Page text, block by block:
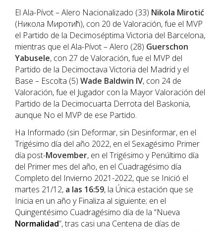
El Ala-Pívot – Alero Nacionalizado (33) Nikola Mirotić
(Никола Миротић), con 20 de Valoración, fue el MVP
el Partido de la Decimoséptima Victoria del Barcelona,
mientras que el Ala-Pívot – Alero (28) Guerschon
Yabusele, con 27 de Valoración, fue el MVP del
Partido de la Decimoctava Victoria del Madrid y el
Base – Escolta (5) Wade Baldwin IV, con 24 de
Valoración, fue el Jugador con la Mayor Valoración del
Partido de la Decimocuarta Derrota del Baskonia,
aunque No el MVP de ese Partido.
Ha Informado (sin Deformar, sin Desinformar, en el
Trigésimo día del año 2022, en el Sexagésimo Primer
día post-Movember, en el Trigésimo y Penúltimo día
del Primer mes del año, en el Cuadragésimo día
Completo del Invierno 2021-2022, que se Inició el
martes 21/12, a las 16:59, la Única estación que se
Inicia en un año y Finaliza al siguiente; en el
Quingentésimo Cuadragésimo día de la “Nueva
Normalidad”, tras casi una Centena de días de